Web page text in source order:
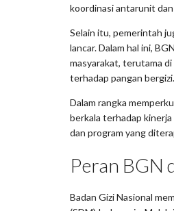
koordinasi antarunit
Selain itu, pemerintah
lancar. Dalam hal ini,
masyarakat, terutama
terhadap pangan bergizi.
Dalam rangka
berkala terhadap
dan program yang
Peran BGN
Badan Gizi Nasional